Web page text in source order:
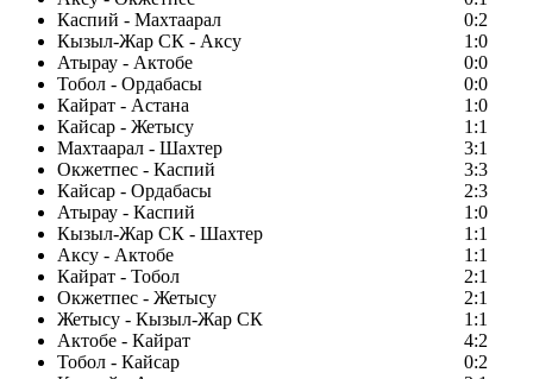
Каспий - Махтаарал
0:2
Кызыл-Жар СК - Аксу
1:0
Атырау - Актобе
0:0
Тобол - Ордабасы
0:0
Кайрат - Астана
1:0
Кайсар - Жетысу
1:1
Махтаарал - Шахтер
3:1
Окжетпес - Каспий
3:3
Кайсар - Ордабасы
2:3
Атырау - Каспий
1:0
Кызыл-Жар СК - Шахтер
1:1
Аксу - Актобе
1:1
Кайрат - Тобол
2:1
Окжетпес - Жетысу
2:1
Жетысу - Кызыл-Жар СК
1:1
Актобе - Кайрат
4:2
Тобол - Кайсар
0:2